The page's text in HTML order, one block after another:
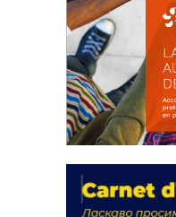
actions
18 septembre 2023